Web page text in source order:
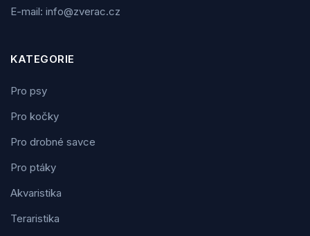
E-mail: info@zverac.cz
KATEGORIE
Pro psy
Pro kočky
Pro drobné savce
Pro ptáky
Akvaristika
Teraristika